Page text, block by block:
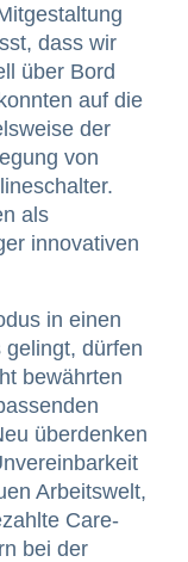
dass wir
über Bord
auf die
der
von
als
innovativen
in einen
dürfen
bewährten
überdenken
Arbeitswelt,
Care-
bei der